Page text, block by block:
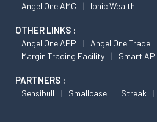
Angel One AMC Ionic Wealth
OTHER LINKS :
Angel One APP Angel One Trade
Margin Trading Facility
Smart API
PARTNERS :
Sensibull Smallcase Streak